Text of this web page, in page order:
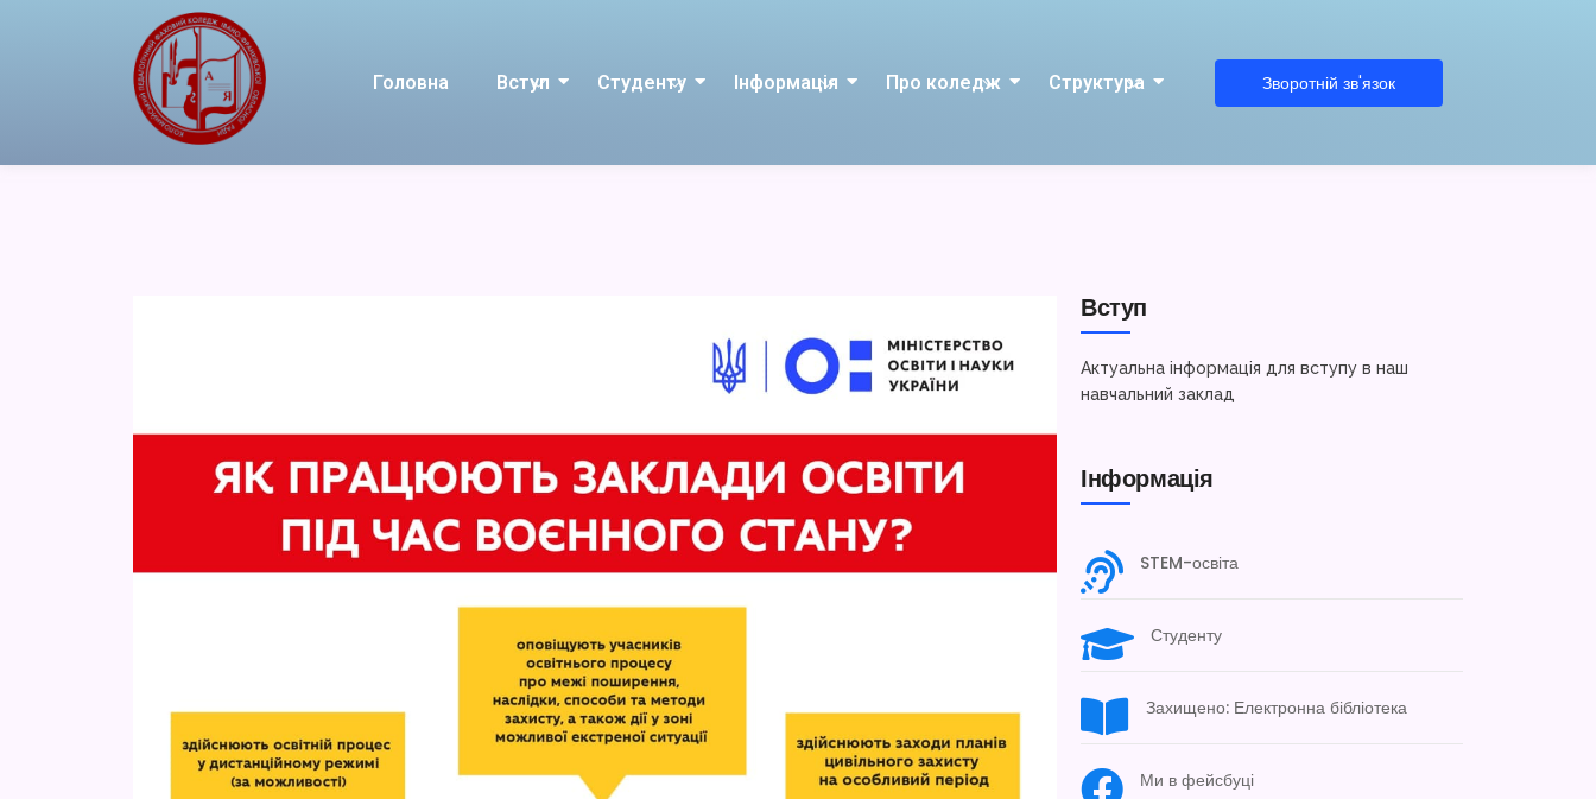
Головна Вступ Студенту Інформація Про коледж Структура Зворотній зв'язок
Вступ
Актуальна інформація для вступу в наш
навчальний заклад
Інформація
STEM-освіта
Студенту
Захищено: Електронна бібліотека
Ми в фейсбуці